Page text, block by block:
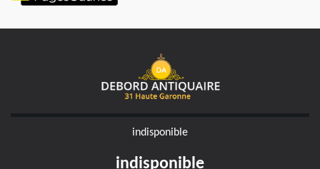
indisponible
indisponible